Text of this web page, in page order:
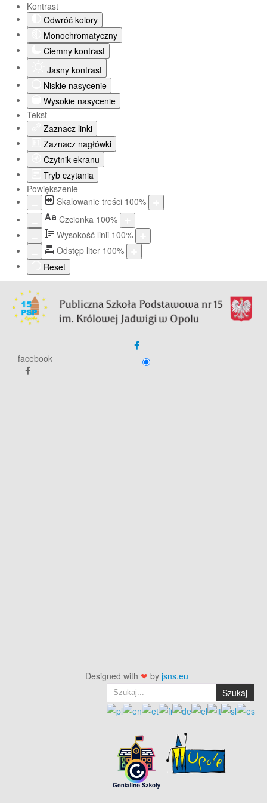
Kontrast
Odwróć kolory
Monochromatyczny
Ciemny kontrast
Jasny kontrast
Niskie nasycenie
Wysokie nasycenie
Tekst
Zaznacz linki
Zaznacz nagłówki
Czytnik ekranu
Tryb czytania
Powiększenie
Skalowanie treści 100%
Aa Czcionka 100%
Wysokość linii 100%
Odstęp liter 100%
Reset
facebook
Designed with ❤ by jsns.eu
Szukaj